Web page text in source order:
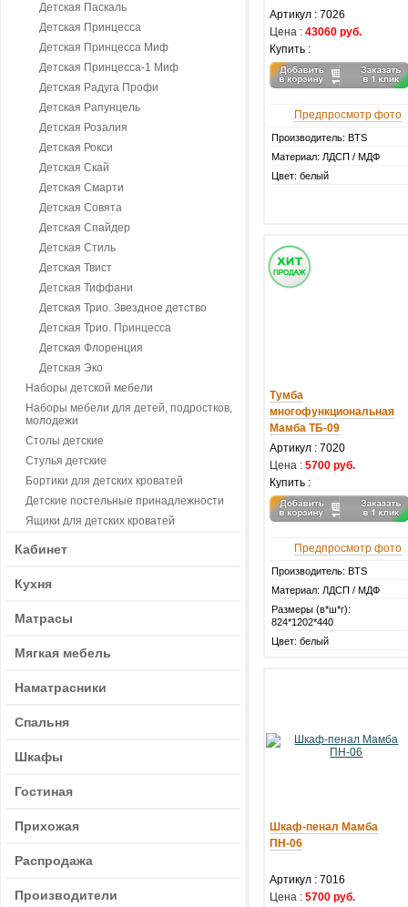
Детская Паскаль
Детская Принцесса
Детская Принцесса Миф
Детская Принцесса-1 Миф
Детская Радуга Профи
Детская Рапунцель
Детская Розалия
Детская Рокси
Детская Скай
Детская Смарти
Детская Совята
Детская Спайдер
Детская Стиль
Детская Твист
Детская Тиффани
Детская Трио. Звездное детство
Детская Трио. Принцесса
Детская Флоренция
Детская Эко
Наборы детской мебели
Наборы мебели для детей, подростков,
молодежи
Столы детские
Стулья детские
Бортики для детских кроватей
Детские постельные принадлежности
Ящики для детских кроватей
Кабинет
Кухня
Матрасы
Мягкая мебель
Наматрасники
Спальня
Шкафы
Гостиная
Прихожая
Распродажа
Производители
Артикул : 7026
Цена : 43060 руб.
Купить :
Предпросмотр фото
Производитель: BTS
Материал: ЛДСП / МДФ
Цвет: белый
Тумба
многофункциональная
Мамба ТБ-09
Артикул : 7020
Цена : 5700 руб.
Купить :
Предпросмотр фото
Производитель: BTS
Материал: ЛДСП / МДФ
Размеры (в*ш*г):
824*1202*440
Цвет: белый
Шкаф-пенал Мамба
ПН-06
Артикул : 7016
Цена : 5700 руб.